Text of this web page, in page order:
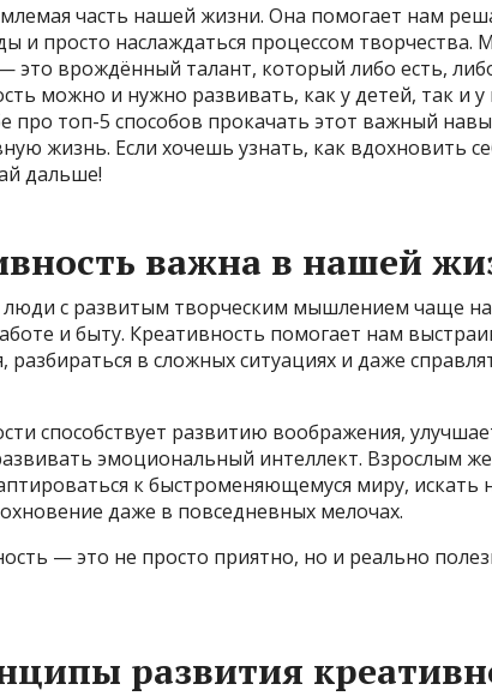
часть нашей жизни. Она помогает нам
и просто наслаждаться процессом творчества.
это врождённый талант, который либо есть,
можно и нужно развивать, как у детей, так и у
про топ-5 способов прокачать этот важный
жизнь. Если хочешь узнать, как вдохновить
дальше!
важна в нашей
люди с развитым творческим мышлением чаще
и быту. Креативность помогает нам
в сложных ситуациях и даже
способствует развитию воображения,
эмоциональный интеллект. Взрослым же
к быстроменяющемуся миру, искать
даже в повседневных мелочах.
— это не просто приятно, но и реально
развития